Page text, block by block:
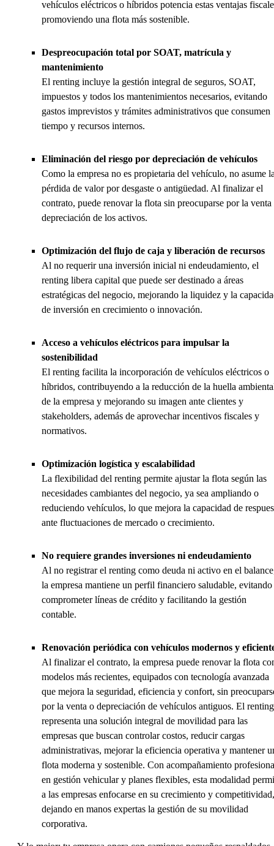
vehículos eléctricos o híbridos potencia estas ventajas
promoviendo una flota más sostenible.
Despreocupación total por SOAT, matrícula y
mantenimiento
El renting incluye la gestión integral de seguros, SOAT,
impuestos y todos los mantenimientos necesarios, evitando
gastos imprevistos y trámites administrativos que consumen
tiempo y recursos internos.
Eliminación del riesgo por depreciación de vehículos
Como la empresa no es propietaria del vehículo, no asume
pérdida de valor por desgaste o antigüedad. Al finalizar el
contrato, puede renovar la flota sin preocuparse por la venta
depreciación de los activos.
Optimización del flujo de caja y liberación de recursos
Al no requerir una inversión inicial ni endeudamiento, el
renting libera capital que puede ser destinado a áreas
estratégicas del negocio, mejorando la liquidez y la
de inversión en crecimiento o innovación.
Acceso a vehículos eléctricos para impulsar la
sostenibilidad
El renting facilita la incorporación de vehículos eléctricos o
híbridos, contribuyendo a la reducción de la huella
de la empresa y mejorando su imagen ante clientes y
stakeholders, además de aprovechar incentivos fiscales y
normativos.
Optimización logística y escalabilidad
La flexibilidad del renting permite ajustar la flota según las
necesidades cambiantes del negocio, ya sea ampliando o
reduciendo vehículos, lo que mejora la capacidad de
ante fluctuaciones de mercado o crecimiento.
No requiere grandes inversiones ni endeudamiento
Al no registrar el renting como deuda ni activo en el
la empresa mantiene un perfil financiero saludable, evitando
comprometer líneas de crédito y facilitando la gestión
contable.
Renovación periódica con vehículos modernos y
Al finalizar el contrato, la empresa puede renovar la flota
modelos más recientes, equipados con tecnología avanzada
que mejora la seguridad, eficiencia y confort, sin
por la venta o depreciación de vehículos antiguos. El renting
representa una solución integral de movilidad para las
empresas que buscan controlar costos, reducir cargas
administrativas, mejorar la eficiencia operativa y mantener
flota moderna y sostenible. Con acompañamiento
en gestión vehicular y planes flexibles, esta modalidad
a las empresas enfocarse en su crecimiento y competitividad,
dejando en manos expertas la gestión de su movilidad
corporativa.